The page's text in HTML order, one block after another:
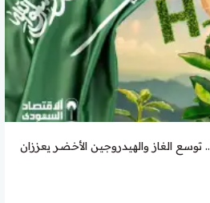
قطاع الطاقة السعودي 2026.. توسع الغاز والهيدروجين الأخضر يعززان